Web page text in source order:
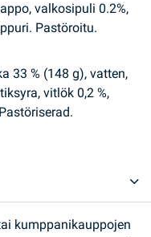
valkosipuli 0.2%,
Pastöroitu.
33 % (148 g), vatten,
vitlök 0,2 %,
kumppanikauppojen